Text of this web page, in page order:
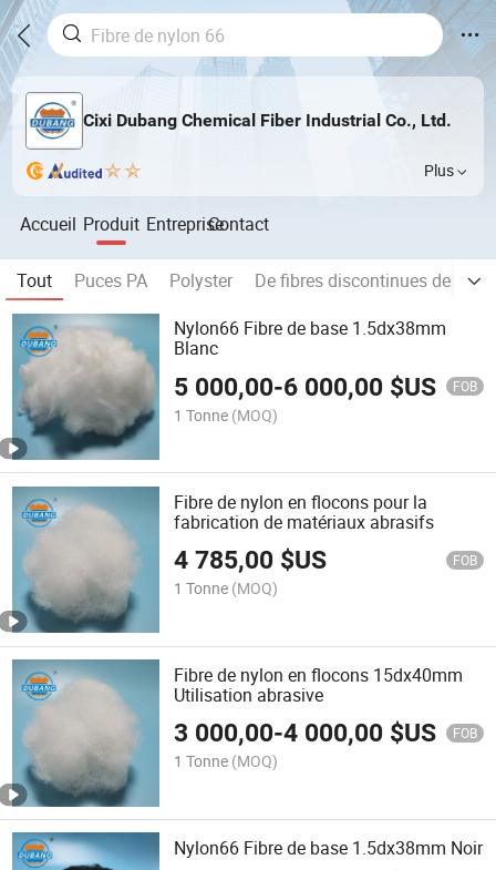
Cixi Dubang Chemical Fiber Industrial Co., Ltd.
Plus
Accueil Produit EntrepriseContact
Tout Puces PA Polyster
De fibres discontinues de
Nylon66 Fibre de base 1.5dx38mm
Blanc
5 000,00-6 000,00 $US FOB
1 Tonne (MOQ)
Fibre de nylon en flocons pour la
fabrication de matériaux abrasifs
4 785,00 $US FOB
1 Tonne (MOQ)
Fibre de nylon en flocons 15dx40mm
Utilisation abrasive
3 000,00-4 000,00 $US FOB
1 Tonne (MOQ)
Nylon66 Fibre de base 1.5dx38mm Noir